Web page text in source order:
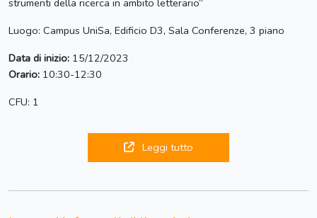
strumenti della ricerca in ambito letterario“
Luogo: Campus UniSa, Edificio D3, Sala Conferenze, 3 piano
Data di inizio: 15/12/2023
Orario: 10:30-12:30
CFU: 1
Leggi tutto